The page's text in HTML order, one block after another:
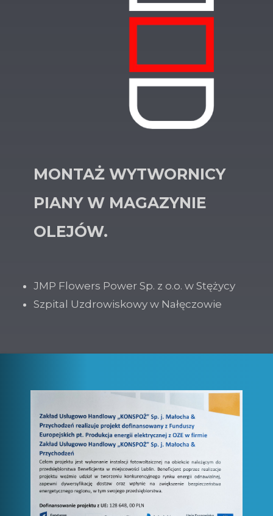
MONTAŻ WYTWORNICY
PIANY W MAGAZYNIE
OLEJÓW.
JMP Flowers Power Sp. z o.o. w Stężycy
Szpital Uzdrowiskowy w Nałęczowie